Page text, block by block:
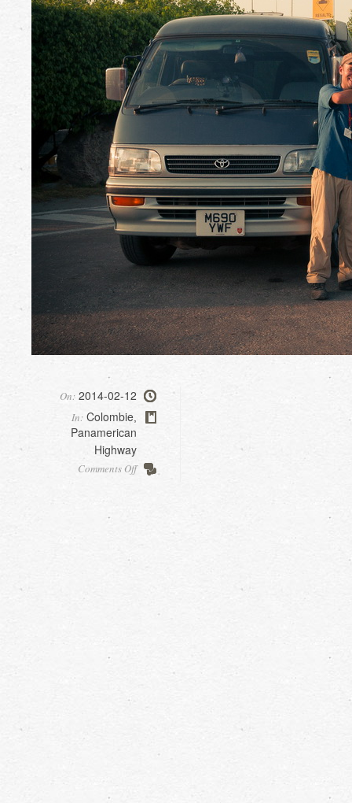
On: 2014-02-12
In: Colombie
Panamerican
Highway
Comments Offon